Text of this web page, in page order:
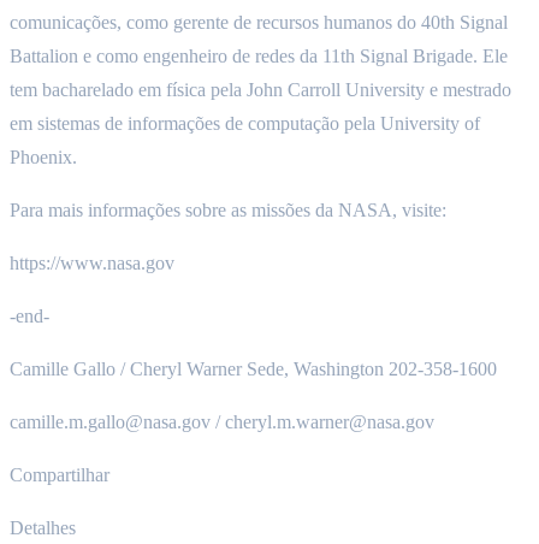
comunicações, como gerente de recursos humanos do 40th Signal
Battalion e como engenheiro de redes da 11th Signal Brigade. Ele
tem bacharelado em física pela John Carroll University e mestrado
em sistemas de informações de computação pela University of
Phoenix.
Para mais informações sobre as missões da NASA, visite:
https://www.nasa.gov
-end-
Camille Gallo / Cheryl Warner Sede, Washington 202-358-1600
camille.m.gallo@nasa.gov / cheryl.m.warner@nasa.gov
Compartilhar
Detalhes